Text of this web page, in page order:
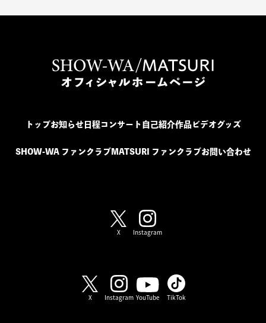
トップお知らせ日程コンサート 自己紹介作品ビデオグッズ
SHOW-WA ファンクラブ MATSURI ファンクラブ お問い合わせ
X Instagram
X Instagram YouTube TikTok